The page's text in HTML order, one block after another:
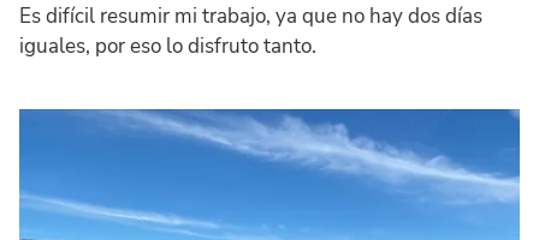
Es difícil resumir mi trabajo, ya que no hay dos días
iguales, por eso lo disfruto tanto.